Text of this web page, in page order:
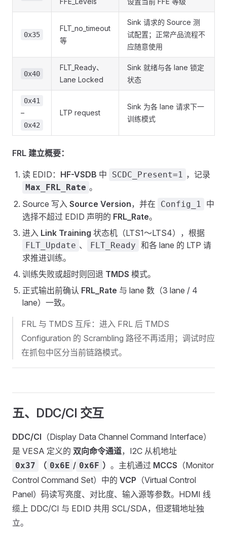
0x35
FLT_no_timeout
等
Sink 请求的 Source 测
试配置；正常产品流程不
应随意使用
0x40
FLT_Ready、
Lane Locked
Sink 就绪与各 lane 锁定
状态
0x41
–
0x42
LTP request
Sink 为各 lane 请求下一
训练模式
FRL 建立概要：
读 EDID： HF-VSDB 中 SCDC_Present=1 ，记录
Max_FRL_Rate 。
Source 写入 Source Version，并在 Config_1
中
选择不超过 EDID 声明的 FRL_Rate。
进入 Link Training 状态机（LTS1～LTS4），根据
FLT_Update 、 FLT_Ready 和各 lane 的 LTP 请
求推进训练。
训练失败或超时则回退 TMDS 模式。
正式输出前确认 FRL_Rate 与 lane 数（3 lane / 4
lane）一致。
FRL 与 TMDS 互斥：进入 FRL 后 TMDS
Configuration 的 Scrambling 路径不再适用；调试时应
在抓包中区分当前链路模式。
五、DDC/CI 交互
DDC/CI （Display Data Channel Command Interface）
是 VESA 定义的 双向命令通道，I2C 从机地址
0x37 （ 0x6E / 0x6F ） 。主机通过 MCCS （Monitor
Control Command Set）中的 VCP （Virtual Control
Panel）码读写亮度、对比度、输入源等参数。HDMI 线
缆上 DDC/CI 与 EDID 共用 SCL/SDA，但逻辑地址独
立。